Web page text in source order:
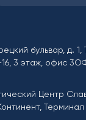
бульвар, д.
16, 3 этаж, офис
Центр
Терминал